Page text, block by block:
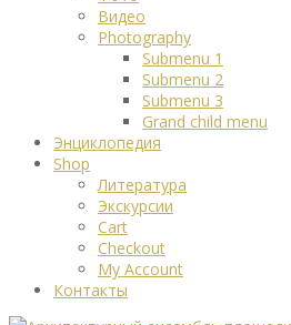
Видео
Photography
Submenu 1
Submenu 2
Submenu 3
Grand child menu
Энциклопедия
Shop
Литература
Экскурсии
Cart
Checkout
My Account
Контакты